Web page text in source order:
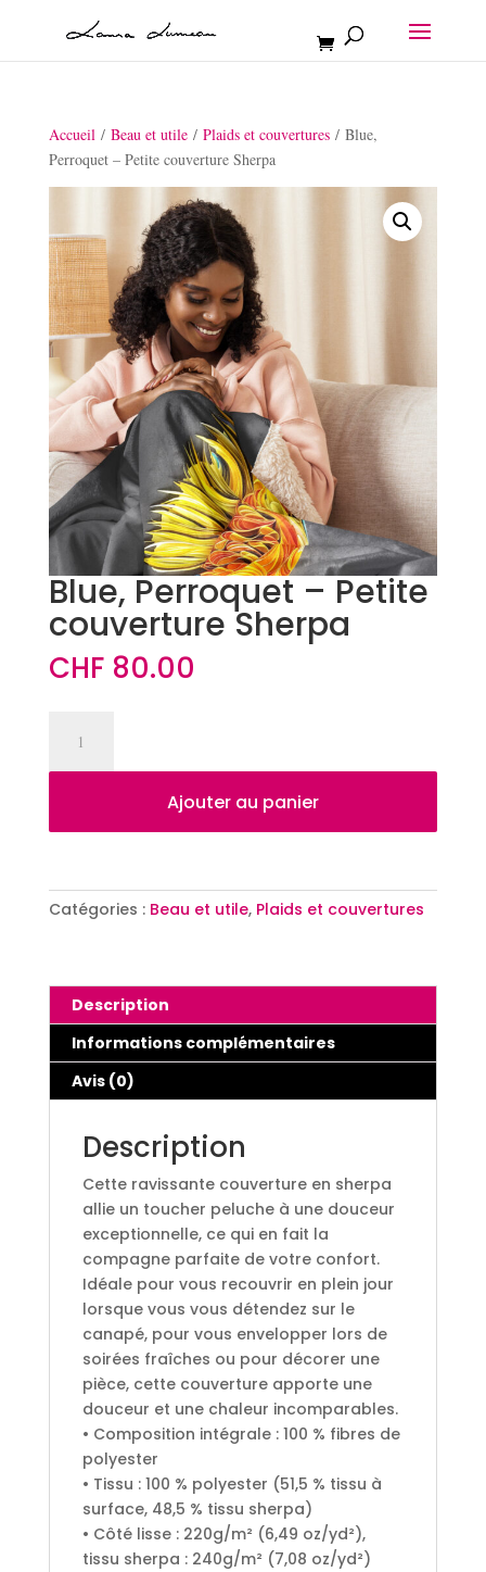
Accueil/ Beau et utile/ Plaids et couvertures/ Blue,
Perroquet – Petite couverture Sherpa
Blue, Perroquet – Petite
couverture Sherpa
CHF80.00
Blue,
Sherpa
Ajouter au panier
Catégories : Beau et utile, Plaids et couvertures
Description
Informations complémentaires
Avis (0)
Description
Cette ravissante couverture en sherpa
allie un toucher peluche à une douceur
exceptionnelle, ce qui en fait la
compagne parfaite de votre confort.
Idéale pour vous recouvrir en plein jour
lorsque vous vous détendez sur le
canapé, pour vous envelopper lors de
soirées fraîches ou pour décorer une
pièce, cette couverture apporte une
douceur et une chaleur incomparables.
• Composition intégrale : 100 % fibres de
polyester
• Tissu : 100 % polyester (51,5 % tissu à
surface, 48,5 % tissu sherpa)
• Côté lisse : 220g/m² (6,49 oz/yd²),
tissu sherpa : 240g/m² (7,08 oz/yd²)